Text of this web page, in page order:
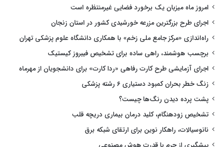
امروز ماه میزبان یک برخورد فضایی غیرمنتظره است
اجرای طرح بزرگترین مزرعه خورشیدی کشور در استان زنجان
راه‌اندازی «مرکز جامع ملی زخم» با همکاری دانشگاه علوم پزشکی تهران
برچسب هوشمند، راهی ساده برای تشخیص فیبروز کیستیک
اجرای آزمایشی طرح کارت رفاهی «ردا کارت» برای دانشجویان از مهرماه
زنگ خطر بحران کمبود دستیاری ۶ رشته پزشکی
پشت پرده دیدن رنگ‌ها چیست؟
تشخیص زودهنگام، کلید درمان بیماری دریچه قلب
نانوسیالات، راهکار نوین برای ارتقای شبکه برق